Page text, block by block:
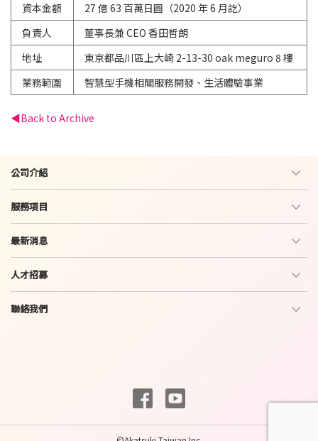
資本金額
27 億 63 百萬日圓（2020 年 6 月訖）
負責人
董事長兼 CEO 香田哲朗
地址
東京都品川區上大崎 2-13-30 oak meguro 8 樓
業務範圍
智慧型手機相關服務開發、生活體驗事業
Back to Archive
公司介紹
服務項目
最新消息
人才招募
聯絡我們